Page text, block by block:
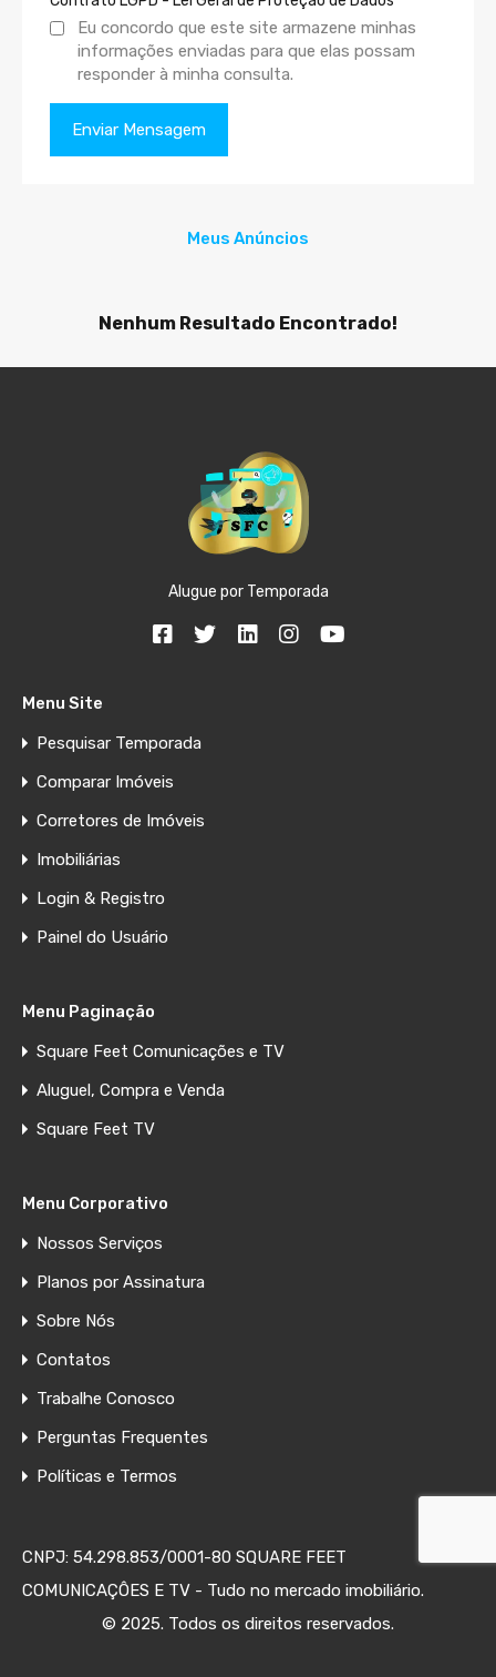
Eu concordo que este site armazene minhas
informações enviadas para que elas possam
responder à minha consulta.
Meus Anúncios
Nenhum Resultado Encontrado!
Alugue por Temporada
Menu Site
Pesquisar Temporada
Comparar Imóveis
Corretores de Imóveis
Imobiliárias
Login & Registro
Painel do Usuário
Menu Paginação
Square Feet Comunicações e TV
Aluguel, Compra e Venda
Square Feet TV
Menu Corporativo
Nossos Serviços
Planos por Assinatura
Sobre Nós
Contatos
Trabalhe Conosco
Perguntas Frequentes
Políticas e Termos
CNPJ: 54.298.853/0001-80 SQUARE FEET
COMUNICAÇÔES E TV - Tudo no mercado imobiliário.
© 2025. Todos os direitos reservados.